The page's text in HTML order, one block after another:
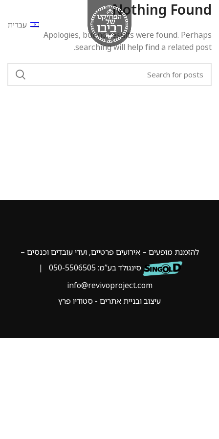
עברית
Nothing Found
Apologies, but no results were found. Perhaps
searching will help find a related post.
להזמנת מופעים – אירועים פרטיים, ועדי עובדים וכנסים –
סינגולד בע”מ:
|
info@revivoproject.com
עיצוב ובניית אתרים - סטודיו פרץ